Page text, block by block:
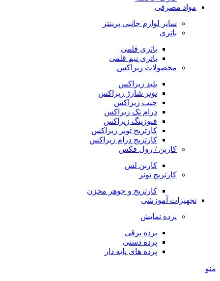
مواد مصرفی
سایر لوازم جانبی پرینتر
باتری
باتری قلمی
باتری نیم قلمی
محصولات زیراکس
بلید زیراکس
تونر شارژ زیراکس
چیپ زیراکس
درام تک زیراکس
فیوزینگ زیراکس
کارتریج تونر زیراکس
کارتریج درام زیراکس
کاربن / رول فکس
کاربن لس
کارتریج تونر
کارتریج و جوهر مخزن
تجهیزات آموزشی
پرده نمایش
پرده برقی
پرده دستی
پرده های پایه دار
منو